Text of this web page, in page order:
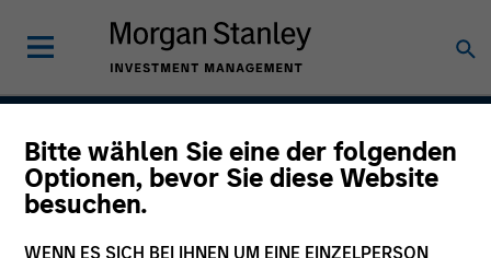
Bitte wählen Sie eine der folgenden
Optionen, bevor Sie diese Website
besuchen.
WENN ES SICH BEI IHNEN UM EINE EINZELPERSON
Calvert Sustainable
Select Strategy